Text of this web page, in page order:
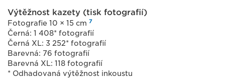
Výtěžnost kazety (tisk fotografií)
Fotografie 10 × 15 cm 7
Černá: 1 408* fotografií
Černá XL: 3 252* fotografií
Barevná: 76 fotografií
Barevná XL: 118 fotografií
* Odhadovaná výtěžnost inkoustu